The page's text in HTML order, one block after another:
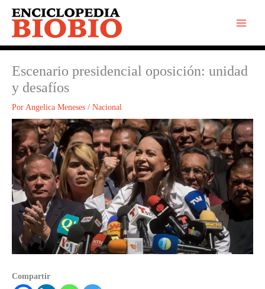
contenido
Escenario presidencial oposición: unidad
y desafíos
Por Angelica Meneses / Nacional
Compartir